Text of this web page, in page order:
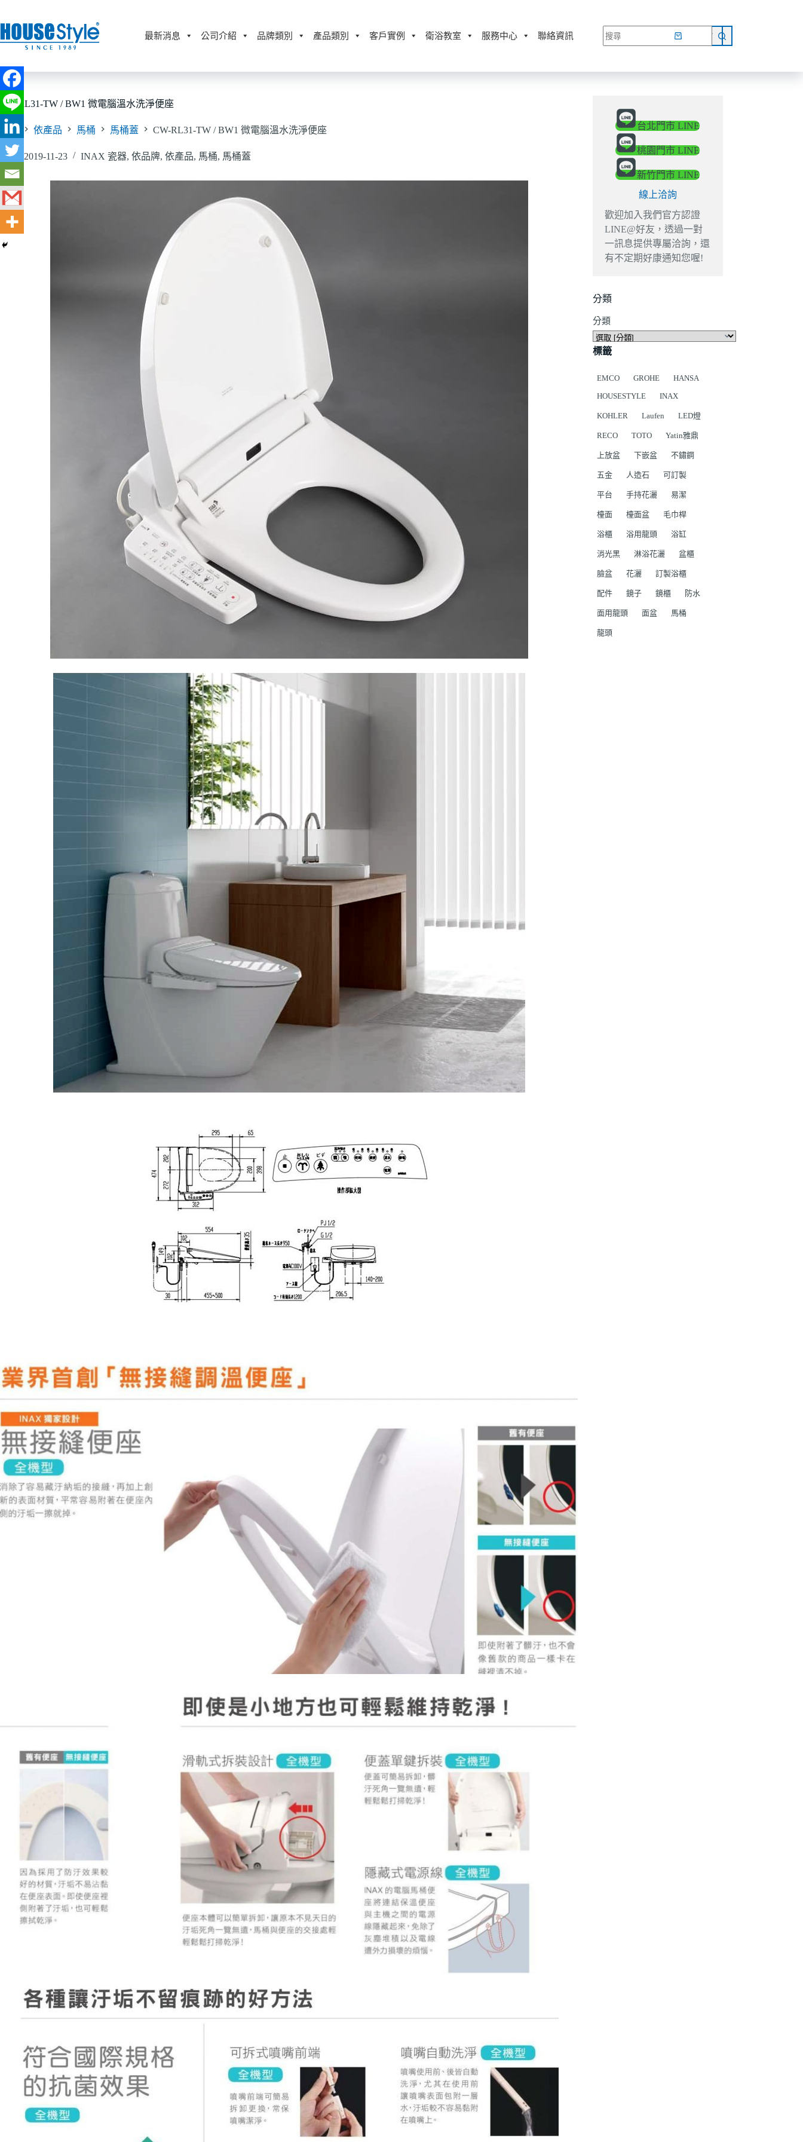
至
主
內
容
最新消息 公司介紹 品牌類別 產品類別 客戶實例 衛浴教室 服務中心 聯絡資訊 網路商店
CW-RL31-TW / BW1 微電腦溫水洗淨便座
首頁 依產品 馬桶 馬桶蓋 CW-RL31-TW / BW1 微電腦溫水洗淨便座
2019-11-23 INAX 瓷器, 依品牌, 依產品, 馬桶, 馬桶蓋
台北門市 LINE
桃園門市 LINE
新竹門市 LINE
線上洽詢
歡迎加入我們官方認證
LINE@好友，透過一對
一訊息提供專屬洽詢，還
有不定期好康通知您喔!
分類
分類
標籤
EMCO GROHE
HANSA
HOUSESTYLE
INAX
KOHLER Laufen LED燈
RECO TOTO Yatin雅鼎
上放盆 下嵌盆 不鏽鋼
五金 人造石 可訂製
平台 手持花灑 易潔
檯面 檯面盆 毛巾桿
浴櫃 浴用龍頭 浴缸
消光黑 淋浴花灑 盆櫃
臉盆 花灑 訂製浴櫃
配件 鏡子 鏡櫃 防水
面用龍頭 面盆 馬桶
龍頭